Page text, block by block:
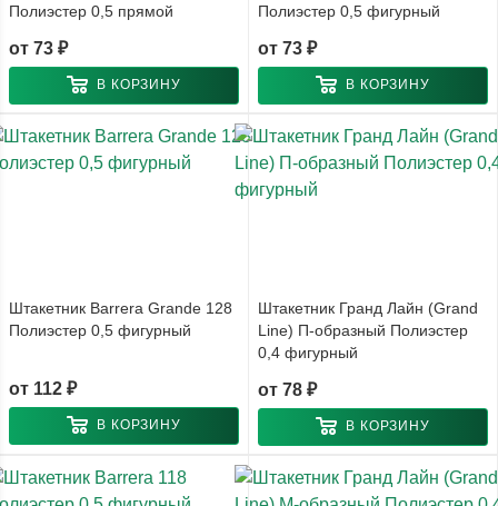
Полиэстер 0,5 прямой
от 73 ₽
В КОРЗИНУ
Полиэстер 0,5 фигурный
от 73 ₽
В КОРЗИНУ
Штакетник Barrera Grande 128
Полиэстер 0,5 фигурный
от 112 ₽
В КОРЗИНУ
Штакетник Гранд Лайн (Grand
Line) П-образный Полиэстер
0,4 фигурный
от 78 ₽
В КОРЗИНУ